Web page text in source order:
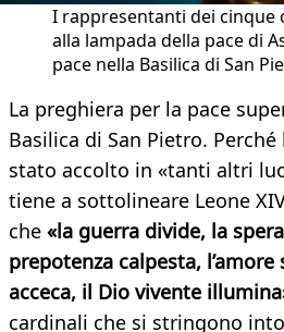
I rappresentanti dei
alla lampada della pace di
pace nella Basilica di San
La preghiera per la pace
Basilica di San Pietro. Perché
stato accolto in «tanti altri
tiene a sottolineare Leone
che «la guerra divide, la
prepotenza calpesta, l’amore
acceca, il Dio vivente
cardinali che si stringono